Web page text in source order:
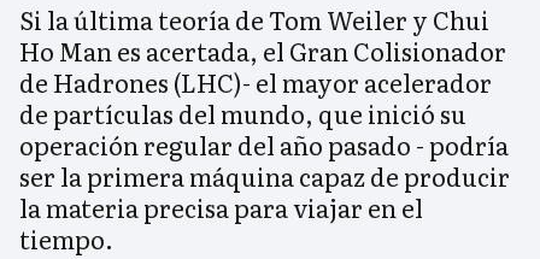
Si la última teoría de Tom Weiler y Chui
Ho Man es acertada, el Gran Colisionador
de Hadrones (LHC)- el mayor acelerador
de partículas del mundo, que inició su
operación regular del año pasado - podría
ser la primera máquina capaz de producir
la materia precisa para viajar en el
tiempo.